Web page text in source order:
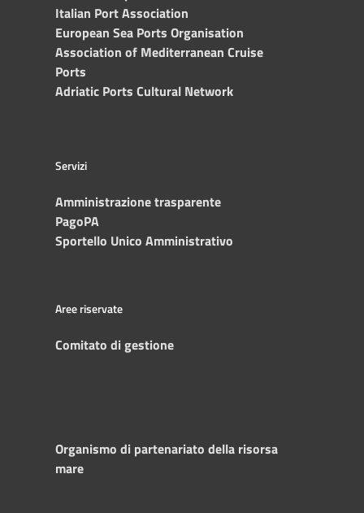
Italian Port Association
European Sea Ports Organisation
Association of Mediterranean Cruise
Ports
Adriatic Ports Cultural Network
Servizi
Amministrazione trasparente
PagoPA
Sportello Unico Amministrativo
Aree riservate
Comitato di gestione
Organismo di partenariato della risorsa
mare